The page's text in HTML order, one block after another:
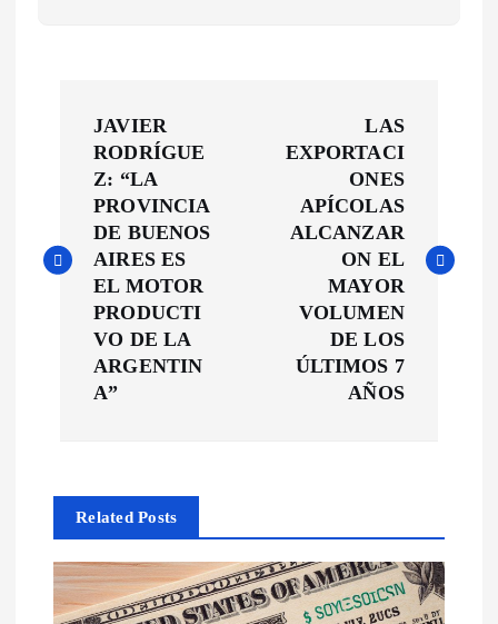
e
ó
n
JAVIER
RODRÍGUE
Z: “LA
PROVINCIA
DE BUENOS
AIRES ES
EL MOTOR
PRODUCTI
VO DE LA
ARGENTIN
A”
LAS
EXPORTACI
ONES
APÍCOLAS
ALCANZAR
ON EL
MAYOR
VOLUMEN
DE LOS
ÚLTIMOS 7
AÑOS
Related Posts